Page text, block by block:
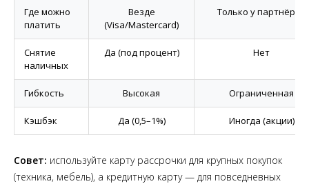
Где можно
платить
Везде
(Visa/Mastercard)
Только у партнёров
Снятие
наличных
Да (под процент) Нет
Гибкость Высокая Ограниченная
Кэшбэк Да (0,5–1%) Иногда (акции)
Совет: используйте карту рассрочки для крупных покупок
(техника, мебель), а кредитную карту — для повседневных